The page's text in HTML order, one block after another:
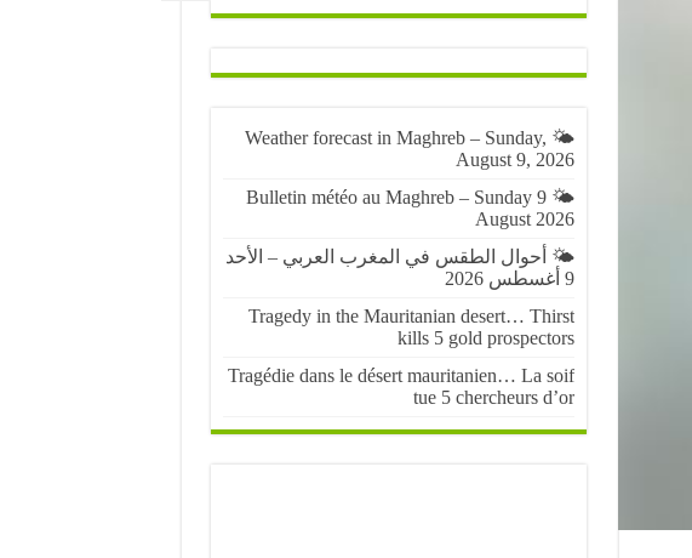
🌤️ Weather forecast in Maghreb – Sunday,
August 9, 2026
🌤️ Bulletin météo au Maghreb – Sunday 9
August 2026
🌤️ أحوال الطقس في المغرب العربي – الأحد
9 أغسطس 2026
Tragedy in the Mauritanian desert… Thirst
kills 5 gold prospectors
Tragédie dans le désert mauritanien… La soif
tue 5 chercheurs d’or